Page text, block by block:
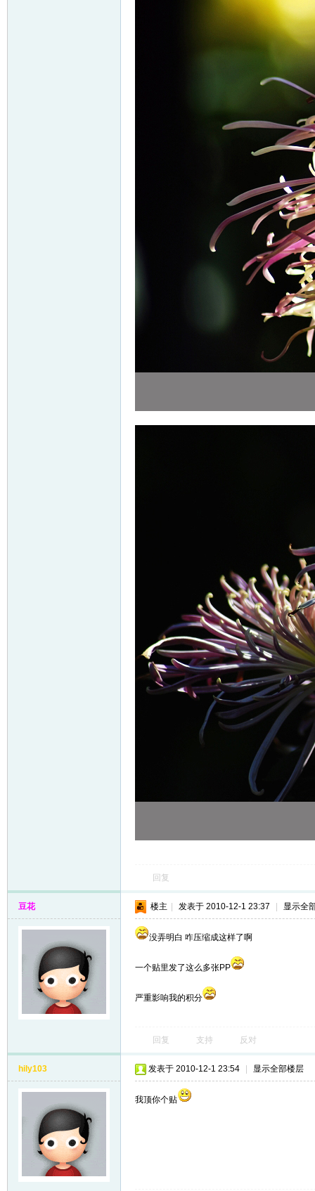
回复
豆花 楼主 发表于 2010-12-1 23:37 显示全
没弄明白 咋压缩成这样了啊
一个贴里发了这么多张PP
严重影响我的积分
回复 支持 反对
hily103 发表于 2010-12-1 23:54 显示全部楼层
我顶你个贴